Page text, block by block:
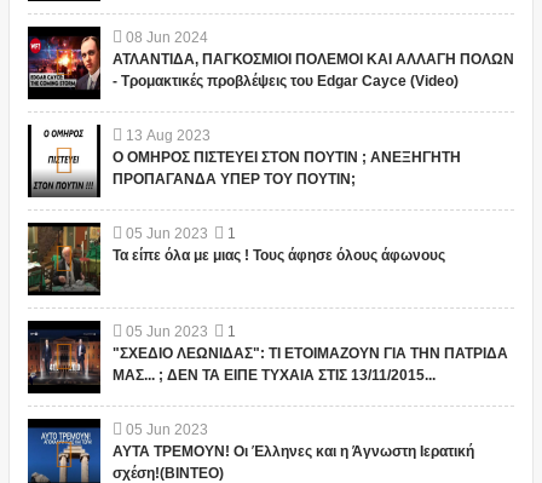
08 Jun 2024
ΑΤΛΑΝΤΙΔΑ, ΠΑΓΚΟΣΜΙΟΙ ΠΟΛΕΜΟΙ ΚΑΙ ΑΛΛΑΓΗ ΠΟΛΩΝ
- Τρομακτικές προβλέψεις του Edgar Cayce (Video)
13 Aug 2023
Ο ΟΜΗΡΟΣ ΠΙΣΤΕΥΕΙ ΣΤΟΝ ΠΟΥΤΙΝ ; ΑΝΕΞΗΓΗΤΗ
ΠΡΟΠΑΓΑΝΔΑ ΥΠΕΡ ΤΟΥ ΠΟΥΤΙΝ;
05 Jun 2023
1
Τα είπε όλα με μιας ! Τους άφησε όλους άφωνους
05 Jun 2023
1
"ΣΧΕΔΙΟ ΛΕΩΝΙΔΑΣ": ΤΙ ΕΤΟΙΜΑΖΟΥΝ ΓΙΑ ΤΗΝ ΠΑΤΡΙΔΑ
ΜΑΣ... ; ΔΕΝ ΤΑ ΕΙΠΕ ΤΥΧΑΙΑ ΣΤΙΣ 13/11/2015...
05 Jun 2023
ΑΥΤΑ ΤΡΕΜΟΥΝ! Οι Έλληνες και η Άγνωστη Ιερατική
σχέση!(ΒΙΝΤΕΟ)